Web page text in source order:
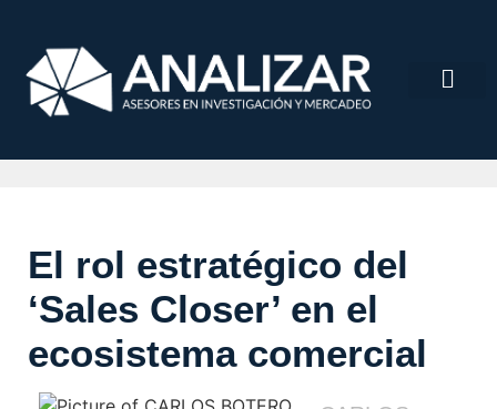
El rol estratégico del
‘Sales Closer’ en el
ecosistema comercial